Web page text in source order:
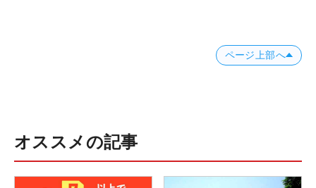
ページ上部へ
オススメの記事